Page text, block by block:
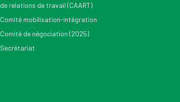
de relations de travail (CAART)
Comité mobilisation-intégration
Comité de négociation (2025)
Secrétariat